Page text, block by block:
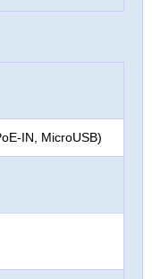
IN, MicroUSB)